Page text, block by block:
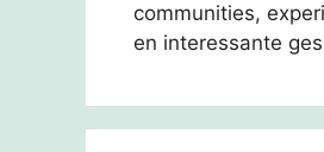
communities,
en interessante